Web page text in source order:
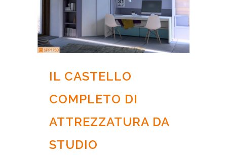
IL CASTELLO
COMPLETO DI
ATTREZZATURA DA
STUDIO